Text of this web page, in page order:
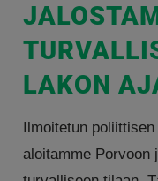
LAKON
Ilmoitetun
aloitamme Porvoon